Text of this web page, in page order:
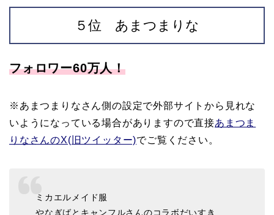
５位 あまつまりな
フォロワー60万人！
※あまつまりなさん側の設定で外部サイトから見れな
いようになっている場合がありますので直接あまつま
りなさんのX(旧ツイッター)でご覧ください。
ミカエルメイド服
やなぎばとキャンフルさんのコラボだいすき